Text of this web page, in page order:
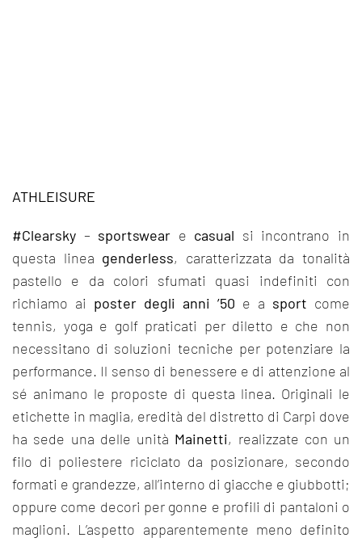
ATHLEISURE
#Clearsky – sportswear e casual si incontrano in
questa linea genderless, caratterizzata da tonalità
pastello e da colori sfumati quasi indefiniti con
richiamo ai poster degli anni ’50 e a sport come
tennis, yoga e golf praticati per diletto e che non
necessitano di soluzioni tecniche per potenziare la
performance. Il senso di benessere e di attenzione al
sé animano le proposte di questa linea. Originali le
etichette in maglia, eredità del distretto di Carpi dove
ha sede una delle unità Mainetti, realizzate con un
filo di poliestere riciclato da posizionare, secondo
formati e grandezze, all’interno di giacche e giubbotti;
oppure come decori per gonne e profili di pantaloni o
maglioni. L’aspetto apparentemente meno definito